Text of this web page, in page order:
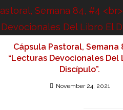
Cápsula Pastoral, Semana
“Lecturas Devocionales Del
Discípulo”.
November 24, 2021